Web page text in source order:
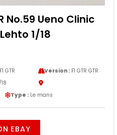
No.59 Ueno Clinic
1/18
F1 GTR Version :F1 GTR GTR
18
Type : Le mans
EBAY